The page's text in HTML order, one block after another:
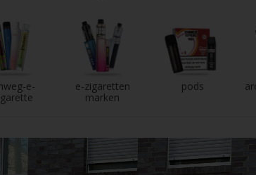
e-
e-zigaretten
marken
pods